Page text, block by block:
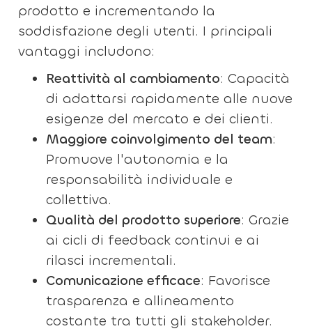
prodotto e incrementando la
soddisfazione degli utenti. I principali
vantaggi includono:
Reattività al cambiamento: Capacità
di adattarsi rapidamente alle nuove
esigenze del mercato e dei clienti.
Maggiore coinvolgimento del team:
Promuove l'autonomia e la
responsabilità individuale e
collettiva.
Qualità del prodotto superiore: Grazie
ai cicli di feedback continui e ai
rilasci incrementali.
Comunicazione efficace: Favorisce
trasparenza e allineamento
costante tra tutti gli stakeholder.